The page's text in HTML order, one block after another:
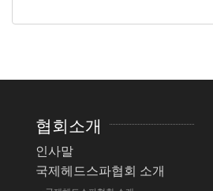
협회소개
인사말
국제헤드스파협회 소개